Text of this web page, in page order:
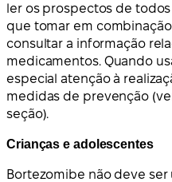
ler os prospectos de
que tomar em
consultar a informação
medicamentos. Quando
especial atenção à
medidas de prevenção
seção).
Crianças e adolescentes
Bortezomibe não deve ser